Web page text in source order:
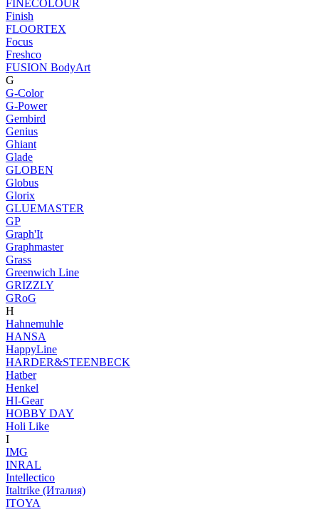
FINECOLOUR
Finish
FLOORTEX
Focus
Freshco
FUSION BodyArt
G
G-Color
G-Power
Gembird
Genius
Ghiant
Glade
GLOBEN
Globus
Glorix
GLUEMASTER
GP
Graph'It
Graphmaster
Grass
Greenwich Line
GRIZZLY
GRoG
H
Hahnemuhle
HANSA
HappyLine
HARDER&STEENBECK
Hatber
Henkel
HI-Gear
HOBBY DAY
Holi Like
I
IMG
INRAL
Intellectico
Italtrike (Италия)
ITOYA